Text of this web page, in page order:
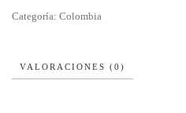
Categoría: Colombia
VALORACIONES (0)